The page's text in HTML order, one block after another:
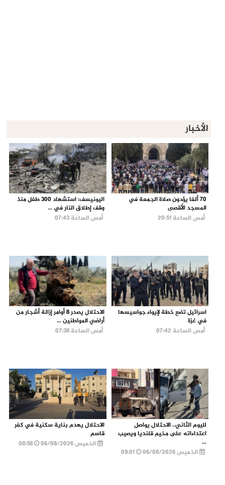
الأخبار
70 ألفا يؤدون صلاة الجمعة في
المسجد الأقصى
أمس الساعة 20:51
اليونيسف: استشهاد 300 طفل منذ
وقف إطلاق النار في ...
أمس الساعة 07:43
اسرائيل تضع خطة لإيواء جواسيسها
في غزة
أمس الساعة 07:42
الاحتلال يصدر 8 أوامر إزالة أشجار من
أراضي المواطنين ...
أمس الساعة 07:38
لليوم الثاني.. الاحتلال يواصل
اعتداءاته على مخيم قلنديا ويصيب
...
الخميس 06/08/2026
الاحتلال يهدم بناية سكنية في كفر
قاسم
الخميس 06/08/2026
08:58